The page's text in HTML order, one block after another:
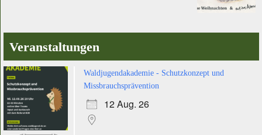
Veranstaltungen
Waldjugendakademie - Schutzkonzept und
Missbrauchsprävention
12 Aug. 26